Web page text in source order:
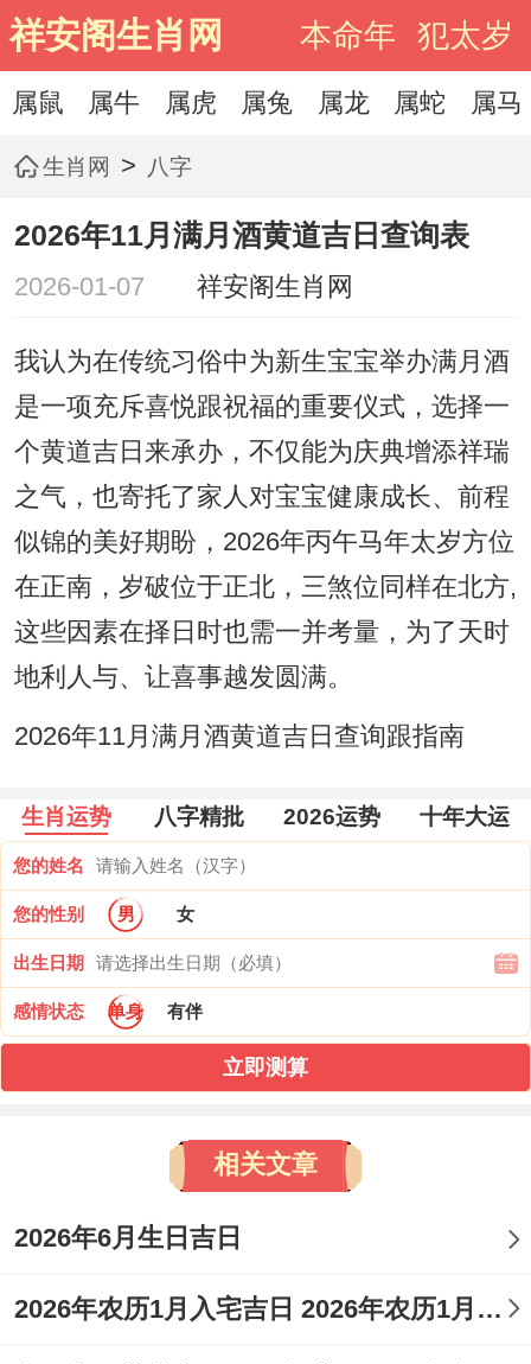
祥安阁生肖网 本命年 犯太岁
属鼠 属牛 属虎 属兔 属龙 属蛇 属马
生肖网 > 八字
2026年11月满月酒黄道吉日查询表
2026-01-07 祥安阁生肖网
我认为在传统习俗中为新生宝宝举办满月酒
是一项充斥喜悦跟祝福的重要仪式，选择一
个黄道吉日来承办，不仅能为庆典增添祥瑞
之气，也寄托了家人对宝宝健康成长、前程
似锦的美好期盼，2026年丙午马年太岁方位
在正南，岁破位于正北，三煞位同样在北方,
这些因素在择日时也需一并考量，为了天时
地利人与、让喜事越发圆满。
2026年11月满月酒黄道吉日查询跟指南
生肖运势 八字精批 2026运势 十年大运
您的姓名
您的性别 男 女
出生日期
感情状态 单身 有伴
立即测算
相关文章
2026年6月生日吉日
2026年农历1月入宅吉日 2026年农历1月入宅最好的日子